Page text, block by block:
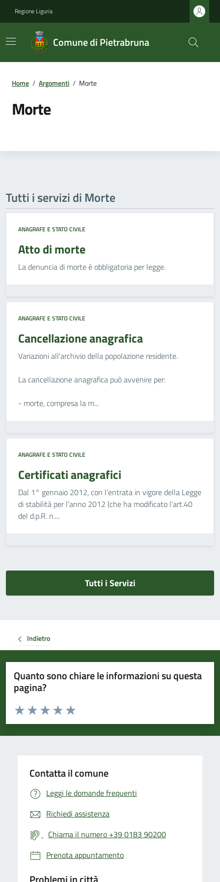
Regione Liguria
Comune di Pietrabruna
Home / Argomenti / Morte
Morte
Tutti i servizi di Morte
ANAGRAFE E STATO CIVILE
Atto di morte
La denuncia di morte è obbligatoria per legge.
ANAGRAFE E STATO CIVILE
Cancellazione anagrafica
Variazioni all'archivio della popolazione residente.
La cancellazione anagrafica può avvenire per:
- morte, compresa la m...
ANAGRAFE E STATO CIVILE
Certificati anagrafici
Dal 1° gennaio 2012, con l’entrata in vigore della Legge
di stabilità per l’anno 2012 (che ha modificato l'art.40
del d.p.R. n....
Tutti i Servizi
Indietro
Quanto sono chiare le informazioni su questa
pagina?
Valuta da 1 a 5 stelle la pagina
Valuta 5 stelle su 5
Valuta 4 stelle su 5
Valuta 3 stelle su 5
Valuta 2 stelle su 5
Valuta 1 stelle su 5
Contatta il comune
Leggi le domande frequenti
Richiedi assistenza
Chiama il numero +39 0183 90200
Prenota appuntamento